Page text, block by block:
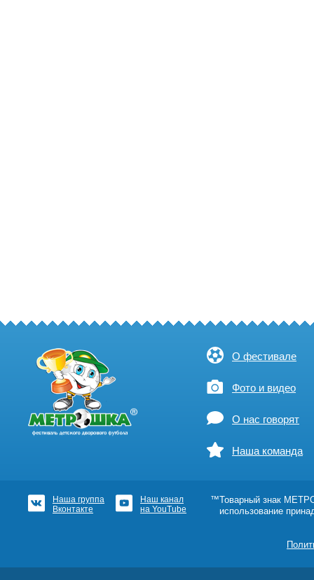
О фестивале
Фото и видео
О нас говорят
Наша команда
Наша группа
Вконтакте
Наш канал
на YouTube
™Товарный знак
использование